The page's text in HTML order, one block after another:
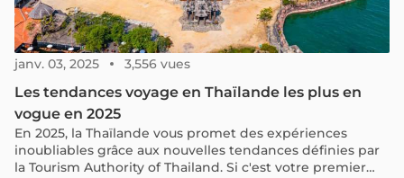
janv. 03, 2025 3,556 vues
Les tendances voyage en Thaïlande les plus en
vogue en 2025
En 2025, la Thaïlande vous promet des expériences
inoubliables grâce aux nouvelles tendances définies par
la Tourism Authority of Thailand. Si c'est votre premier